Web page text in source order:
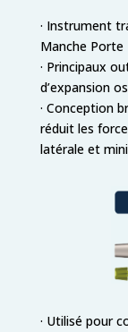
· Instrument
Manche
· Principaux
d’expansion
· Conception
réduit les
latérale et
· Utilisé pour